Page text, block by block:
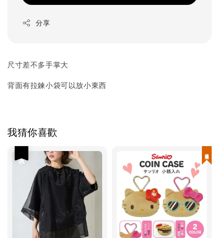
分享
尺寸差不多手掌大
背面有拉鍊小袋可以放小東西
我猜你喜歡